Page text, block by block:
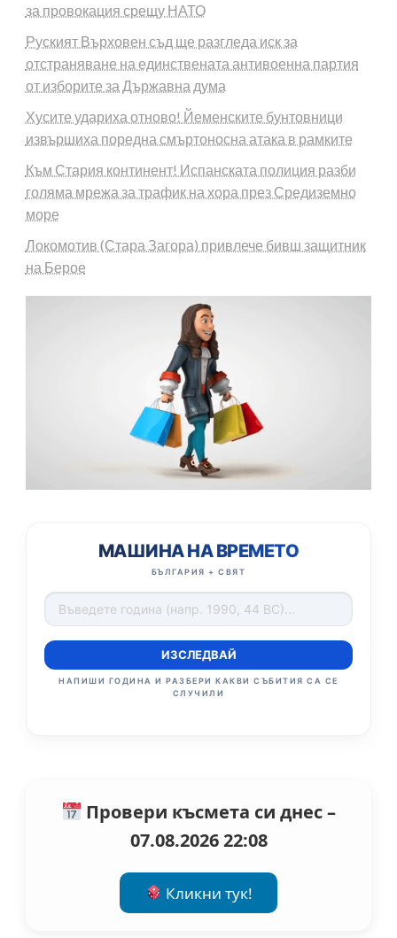
за провокация срещу НАТО
Руският Върховен съд ще разгледа иск за
отстраняване на единствената антивоенна партия
от изборите за Държавна дума
Хусите удариха отново! Йеменските бунтовници
извършиха поредна смъртоносна атака в рамките
Към Стария континент! Испанската полиция разби
голяма мрежа за трафик на хора през Средиземно
море
Локомотив (Стара Загора) привлече бивш защитник
на Берое
МАШИНА НА ВРЕМЕТО
БЪЛГАРИЯ + СВЯТ
ИЗСЛЕДВАЙ
НАПИШИ ГОДИНА И РАЗБЕРИ КАКВИ СЪБИТИЯ СА СЕ
СЛУЧИЛИ
Провери късмета си днес –
07.08.2026 22:08
Кликни тук!